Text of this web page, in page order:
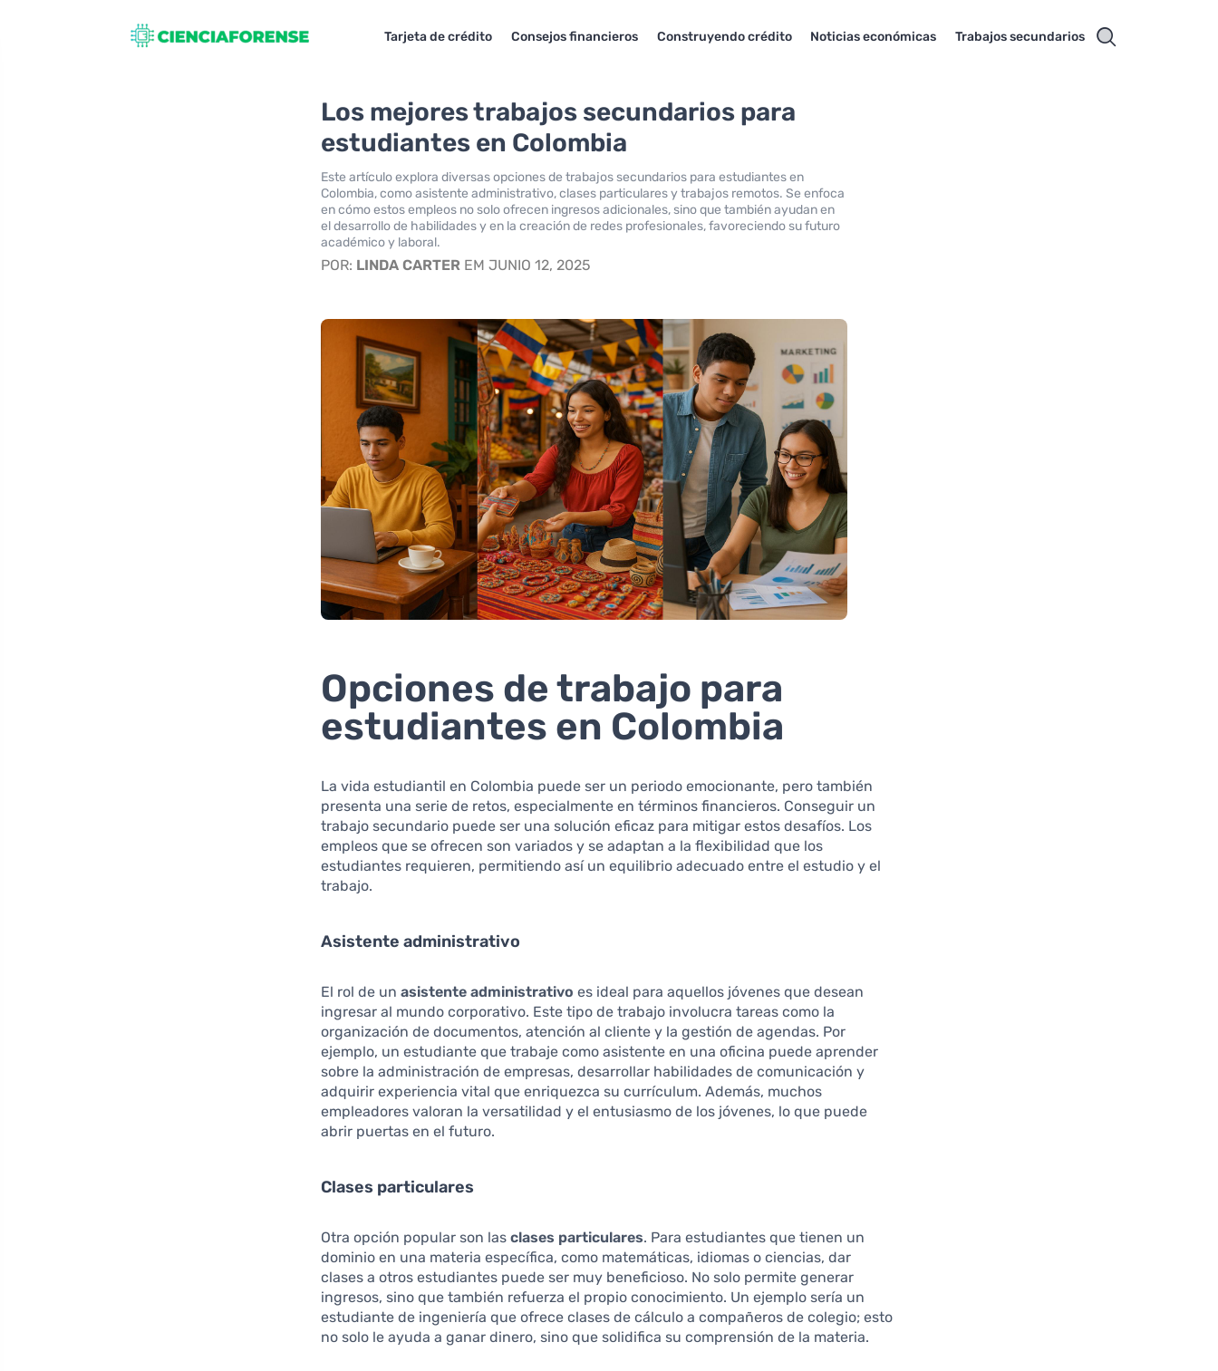
Tarjeta de crédito Consejos financieros Construyendo crédito Noticias económicas Trabajos secundarios
Los mejores trabajos secundarios para
estudiantes en Colombia
Este artículo explora diversas opciones de trabajos secundarios para estudiantes en
Colombia, como asistente administrativo, clases particulares y trabajos remotos. Se enfoca
en cómo estos empleos no solo ofrecen ingresos adicionales, sino que también ayudan en
el desarrollo de habilidades y en la creación de redes profesionales, favoreciendo su futuro
académico y laboral.
POR: LINDA CARTER EM JUNIO 12, 2025
Opciones de trabajo para
estudiantes en Colombia
La vida estudiantil en Colombia puede ser un periodo emocionante, pero también
presenta una serie de retos, especialmente en términos financieros. Conseguir un
trabajo secundario puede ser una solución eficaz para mitigar estos desafíos. Los
empleos que se ofrecen son variados y se adaptan a la flexibilidad que los
estudiantes requieren, permitiendo así un equilibrio adecuado entre el estudio y el
trabajo.
Asistente administrativo
El rol de unasistente administrativo es ideal para aquellos jóvenes que desean
ingresar al mundo corporativo. Este tipo de trabajo involucra tareas como la
organización de documentos, atención al cliente y la gestión de agendas. Por
ejemplo, un estudiante que trabaje como asistente en una oficina puede aprender
sobre la administración de empresas, desarrollar habilidades de comunicación y
adquirir experiencia vital que enriquezca su currículum. Además, muchos
empleadores valoran la versatilidad y el entusiasmo de los jóvenes, lo que puede
abrir puertas en el futuro.
Clases particulares
Otra opción popular son lasclases particulares. Para estudiantes que tienen un
dominio en una materia específica, como matemáticas, idiomas o ciencias, dar
clases a otros estudiantes puede ser muy beneficioso. No solo permite generar
ingresos, sino que también refuerza el propio conocimiento. Un ejemplo sería un
estudiante de ingeniería que ofrece clases de cálculo a compañeros de colegio; esto
no solo le ayuda a ganar dinero, sino que solidifica su comprensión de la materia.